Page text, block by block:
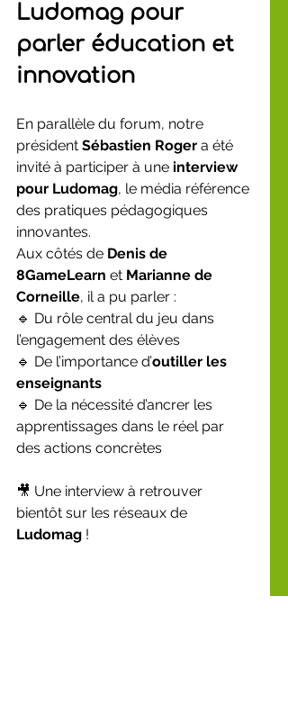
Ludomag pour
parler éducation et
innovation
En parallèle du forum, notre
président Sébastien Roger a été
invité à participer à une interview
pour Ludomag, le média référence
des pratiques pédagogiques
innovantes.
Aux côtés de Denis de
8GameLearn et Marianne de
Corneille, il a pu parler :
🔹 Du rôle central du jeu dans
l’engagement des élèves
🔹 De l’importance d’outiller les
enseignants
🔹 De la nécessité d’ancrer les
apprentissages dans le réel par
des actions concrètes
🎥 Une interview à retrouver
bientôt sur les réseaux de
Ludomag !